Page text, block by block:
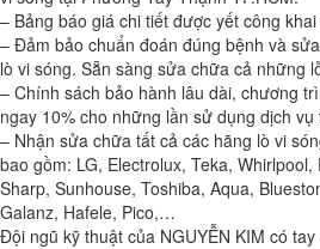
– Bảng báo giá chi tiết được yết công
– Đảm bảo chuẩn đoán đúng bệnh và
lò vi sóng. Sẵn sàng sửa chữa cả những
– Chính sách bảo hành lâu dài, chương
ngay 10% cho những lần sử dụng dịch
– Nhận sửa chữa tất cả các hãng lò vi
bao gồm: LG, Electrolux, Teka,
Sharp, Sunhouse, Toshiba, Aqua,
Galanz, Hafele, Pico,…
Đội ngũ kỹ thuật của NGUYỄN KIM có